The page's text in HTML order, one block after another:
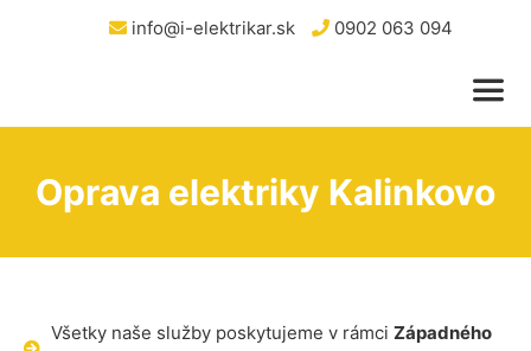
info@i-elektrikar.sk 0902 063 094
Oprava elektriky Kalinkovo
Všetky naše služby poskytujeme v rámci Západného